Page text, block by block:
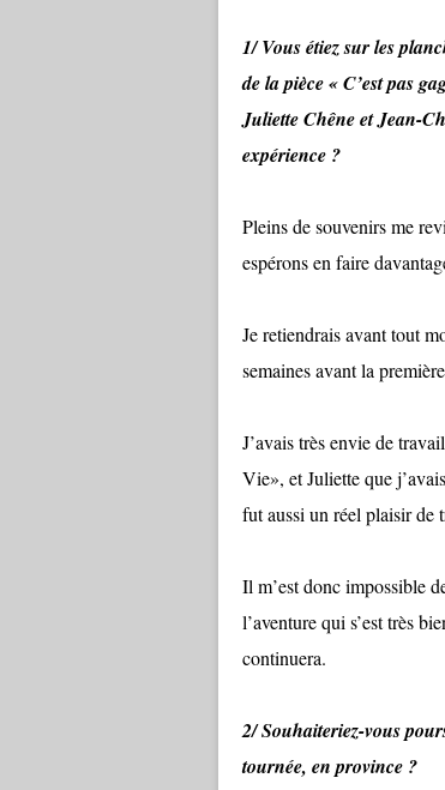
1/ Vous étiez sur les
de la pièce « C’est pas
Juliette Chêne et Jean-
expérience ?
Pleins de souvenirs me
espérons en faire
Je retiendrais avant tout
semaines avant la
J’avais très envie de
Vie», et Juliette que
fut aussi un réel plaisir de
Il m’est donc impossible
l’aventure qui s’est très
continuera.
2/ Souhaiteriez-vous
tournée, en province ?